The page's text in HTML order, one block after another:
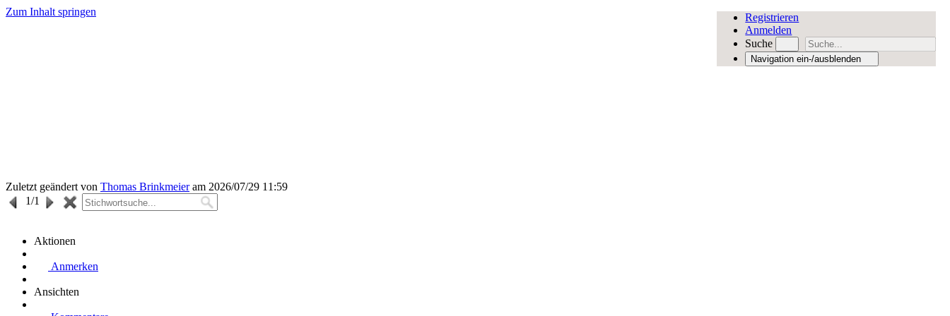
Zum Inhalt springen
Registrieren
Anmelden
Suche
Navigation ein-/ausblenden
Zuletzt geändert von Thomas Brinkmeieram 2026/07/29 11:59
1/1
Aktionen
Anmerken
Ansichten